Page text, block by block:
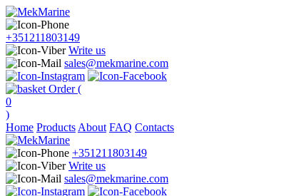
+351211803149
Write us
sales@mekmarine.com
Order (
0
)
Home Products About FAQ Contacts
+351211803149
Write us
sales@mekmarine.com